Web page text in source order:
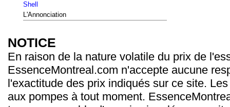
Shell
L'Annonciation
NOTICE
En raison de la nature volatile du prix de
EssenceMontreal.com n'accepte aucune
l'exactitude des prix indiqués sur ce site.
aux pompes à tout moment.